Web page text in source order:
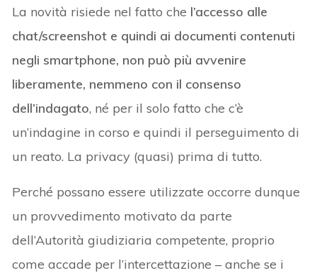
La novità risiede nel fatto che l’accesso alle
chat/screenshot e quindi ai documenti contenuti
negli smartphone, non può più avvenire
liberamente, nemmeno con il consenso
dell’indagato, né per il solo fatto che c’è
un’indagine in corso e quindi il perseguimento di
un reato. La privacy (quasi) prima di tutto.
Perché possano essere utilizzate occorre dunque
un provvedimento motivato da parte
dell’Autorità giudiziaria competente, proprio
come accade per l’intercettazione – anche se i